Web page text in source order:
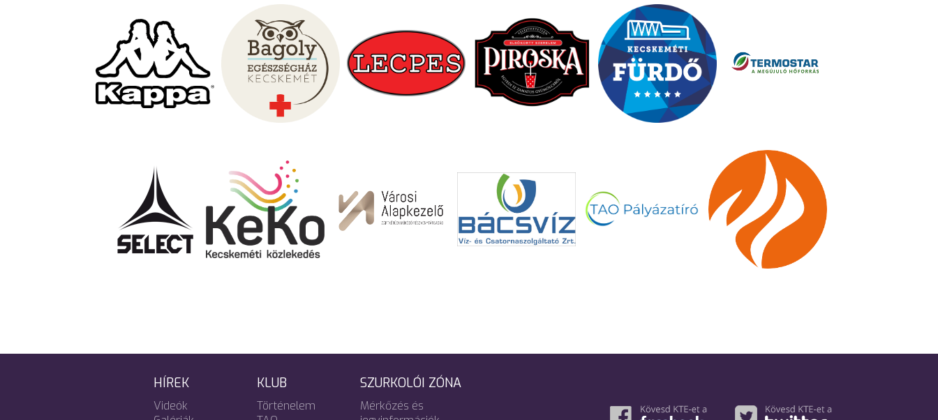
HÍREK
Videók
KLUB
Történelem
SZURKOLÓI ZÓNA
Mérkőzés és